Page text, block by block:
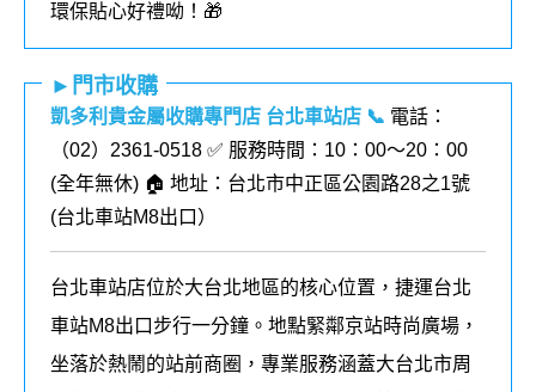
環保貼心好禮呦！🎁
►門市收購
凱多利貴金屬收購專門店 台北車站店 📞 電話：
（02）2361-0518 ✅ 服務時間：10：00～20：00
(全年無休) 🏠 地址：台北市中正區公園路28之1號
(台北車站M8出口 ）
台北車站店位於大台北地區的核心位置，捷運台北
車站M8出口步行一分鐘。地點緊鄰京站時尚廣場，
坐落於熱鬧的站前商圈，專業服務涵蓋大台北市周